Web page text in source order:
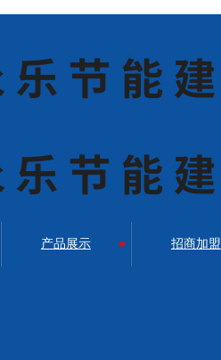
产品展示 招商加盟